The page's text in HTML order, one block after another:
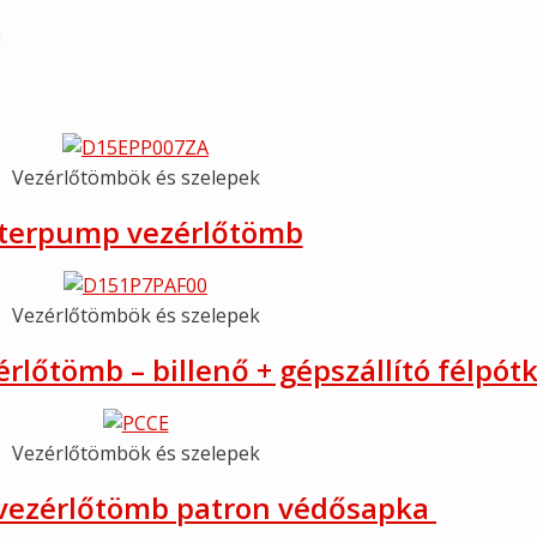
Vezérlőtömbök és szelepek
vezérlőtömb
Vezérlőtömbök és szelepek
– billenő + gépszállító
Vezérlőtömbök és szelepek
patron védősapka